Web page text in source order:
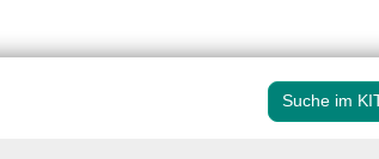
Suche im